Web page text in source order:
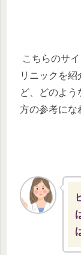
こちらのサ
リニックを
ど、どのよ
方の参考にな